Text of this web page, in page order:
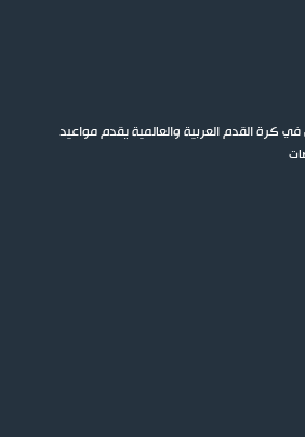
كرة القدم العربية والعالمية يقدم مواعيد